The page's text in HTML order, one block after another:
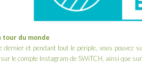
tour du monde
dernier et pendant tout le périple, vous pouvez
le compte Instagram de SWiTCH, ainsi que